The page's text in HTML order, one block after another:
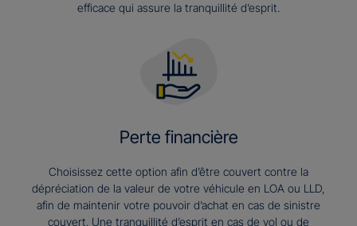
efficace qui assure la tranquillité d’esprit.
Perte financière
Choisissez cette option afin d’être couvert contre la
dépréciation de la valeur de votre véhicule en LOA ou LLD,
afin de maintenir votre pouvoir d’achat en cas de sinistre
couvert. Une tranquillité d’esprit en cas de vol ou de